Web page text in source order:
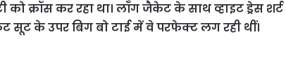
क्रॉस कर रहा था। लॉंग जैकेट के साथ व्हाइट ड्रेस शर्ट
सूट के उपर बिग बो टाई में वे परफेक्ट लग रही थीं।